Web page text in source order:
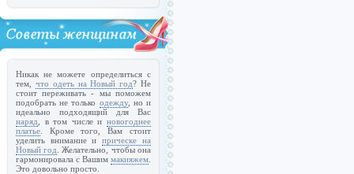
Никак не можете определиться с
тем, что одеть на Новый год? Не
стоит переживать - мы поможем
подобрать не только одежду, но и
идеально подходящий для Вас
наряд , в том числе и новогоднее
платье . Кроме того, Вам стоит
уделить внимание иприческе на
Новый год . Желательно, чтобы она
гармонировала с Вашим макияжем
Это довольно просто.